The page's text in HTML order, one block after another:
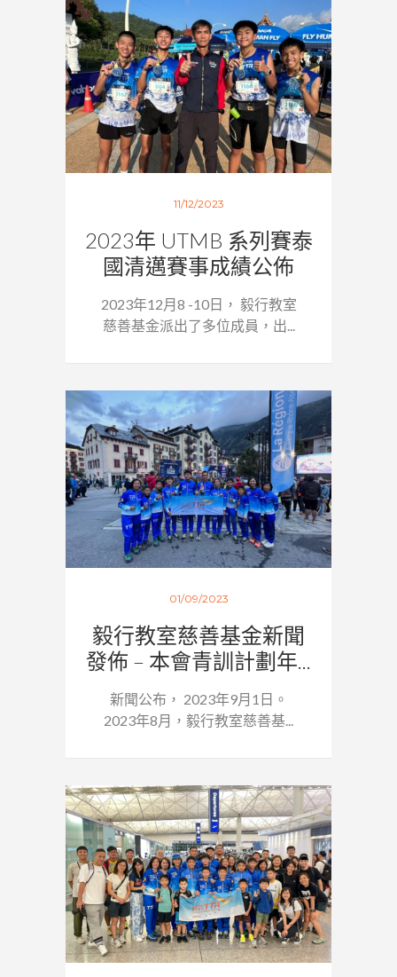
11/12/2023
2023年 UTMB 系列賽泰
國清邁賽事成績公佈
2023年12月8 -10日， 毅行教室
慈善基金派出了多位成員，出...
01/09/2023
毅行教室慈善基金新聞
發佈 – 本會青訓計劃年...
新聞公布， 2023年9月1日。
2023年8月，毅行教室慈善基...